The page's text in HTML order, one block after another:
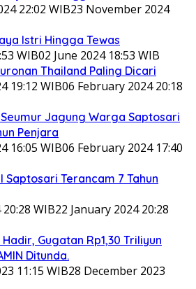
22:02 WIB23 November 2024
Istri Hingga Tewas
WIB02 June 2024 18:53 WIB
Thailand Paling Dicari
19:12 WIB06 February 2024 20:18
Jagung Warga Saptosari
Penjara
16:05 WIB06 February 2024 17:40
Saptosari Terancam 7 Tahun
WIB22 January 2024 20:28
Gugatan Rp1,30 Triliyun
Ditunda.
11:15 WIB28 December 2023